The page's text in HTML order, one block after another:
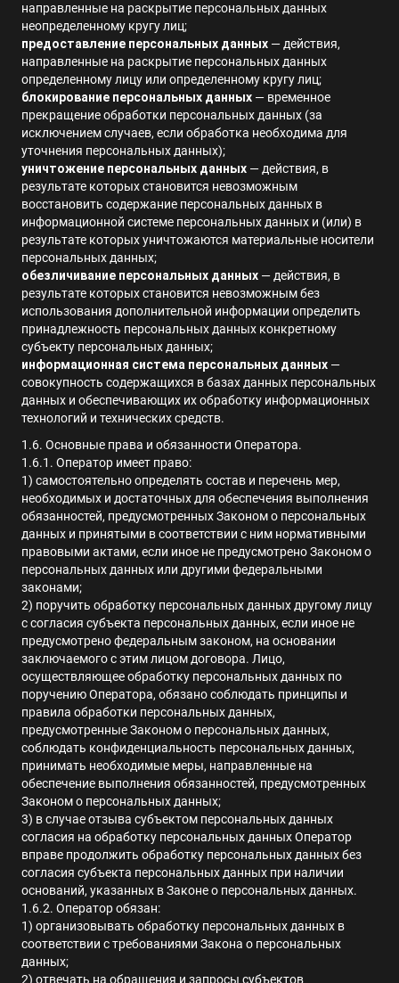
направленные на раскрытие персональных данных
неопределенному кругу лиц;
предоставление персональных данных — действия,
направленные на раскрытие персональных данных
определенному лицу или определенному кругу лиц;
блокирование персональных данных — временное
прекращение обработки персональных данных (за
исключением случаев, если обработка необходима для
уточнения персональных данных);
уничтожение персональных данных — действия, в
результате которых становится невозможным
восстановить содержание персональных данных в
информационной системе персональных данных и (или) в
результате которых уничтожаются материальные носители
персональных данных;
обезличивание персональных данных — действия, в
результате которых становится невозможным без
использования дополнительной информации определить
принадлежность персональных данных конкретному
субъекту персональных данных;
информационная система персональных данных —
совокупность содержащихся в базах данных персональных
данных и обеспечивающих их обработку информационных
технологий и технических средств.
1.6. Основные права и обязанности Оператора.
1.6.1. Оператор имеет право:
1) самостоятельно определять состав и перечень мер,
необходимых и достаточных для обеспечения выполнения
обязанностей, предусмотренных Законом о персональных
данных и принятыми в соответствии с ним нормативными
правовыми актами, если иное не предусмотрено Законом о
персональных данных или другими федеральными
законами;
2) поручить обработку персональных данных другому лицу
с согласия субъекта персональных данных, если иное не
предусмотрено федеральным законом, на основании
заключаемого с этим лицом договора. Лицо,
осуществляющее обработку персональных данных по
поручению Оператора, обязано соблюдать принципы и
правила обработки персональных данных,
предусмотренные Законом о персональных данных,
соблюдать конфиденциальность персональных данных,
принимать необходимые меры, направленные на
обеспечение выполнения обязанностей, предусмотренных
Законом о персональных данных;
3) в случае отзыва субъектом персональных данных
согласия на обработку персональных данных Оператор
вправе продолжить обработку персональных данных без
согласия субъекта персональных данных при наличии
оснований, указанных в Законе о персональных данных.
1.6.2. Оператор обязан:
1) организовывать обработку персональных данных в
соответствии с требованиями Закона о персональных
данных;
2) отвечать на обращения и запросы субъектов